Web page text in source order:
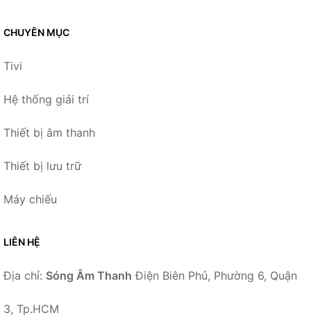
CHUYÊN MỤC
Tivi
Hệ thống giải trí
Thiết bị âm thanh
Thiết bị lưu trữ
Máy chiếu
LIÊN HỆ
Địa chỉ: Sóng Âm Thanh Điện Biên Phủ, Phường 6, Quận
3, Tp.HCM